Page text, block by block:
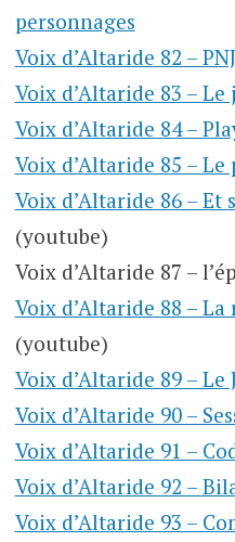
personnages
Voix d’Altaride 82 –
Voix d’Altaride 83 –
Voix d’Altaride 84 –
Voix d’Altaride 85 – Le
Voix d’Altaride 86 –
(youtube)
Voix d’Altaride 87 –
Voix d’Altaride 88 –
(youtube)
Voix d’Altaride 89 – Le
Voix d’Altaride 90 –
Voix d’Altaride 91 –
Voix d’Altaride 92 –
Voix d’Altaride 93 –